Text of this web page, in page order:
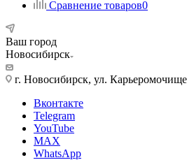
Сравнение товаров0
Ваш город
Новосибирск
г. Новосибирск, ул.
Вконтакте
Telegram
YouTube
MAX
WhatsApp